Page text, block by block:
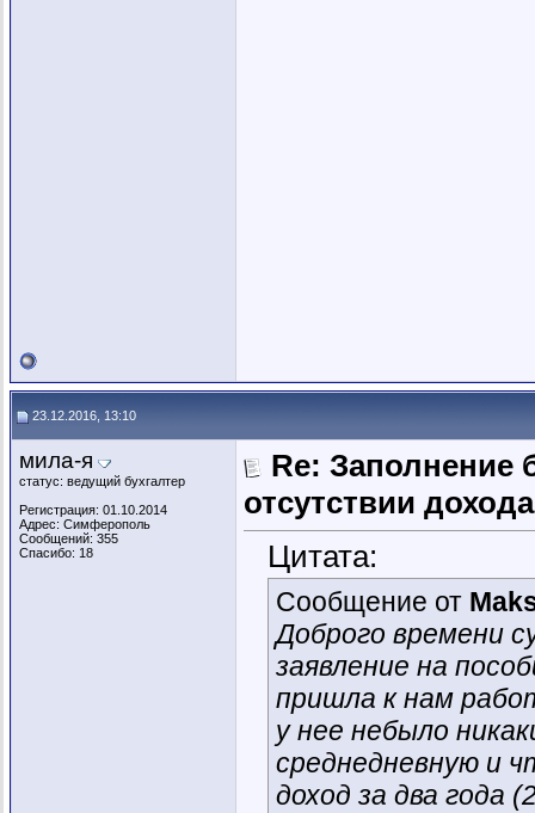
23.12.2016, 13:10
мила-я
статус: ведущий бухгалтер
Регистрация: 01.10.2014
Адрес: Симферополь
Сообщений: 355
Спасибо: 18
Re: Заполнение
отсутствии
Цитата:
Сообщение от
Доброго времени
заявление на
пришла к нам
у нее небыло
среднедневную и
доход за два года